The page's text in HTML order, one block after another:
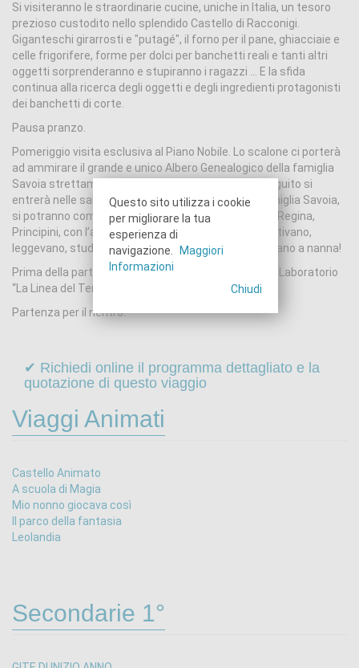
Si visiteranno le straordinarie cucine, uniche in Italia, un tesoro
prezioso custodito nello splendido Castello di Racconigi.
Giganteschi girarrosti e "putagé", il forno per il pane, ghiacciaie e
celle frigorifere, forme per dolci per banchetti reali e tanti altri
oggetti sorprenderanno e stupiranno i ragazzi ... E la sfida
continua alla ricerca degli oggetti e degli ingredienti protagonisti
dei banchetti di corte.
Pausa pranzo.
Pomeriggio visita esclusiva al Piano Nobile. Lo scalone ci porterà
ad ammirare il grande e unico Albero Genealogico della famiglia
Savoia strettamente legato alla storia d’Italia. Di seguito si
entrerà nelle sale riservate alla vita privata della famiglia Savoia,
si potranno comprendere i momenti quando il Re, la Regina,
Principini, con l’aiuto della servitù e delle balie, si vestivano,
leggevano, studiavano, si facevano il bagno e andavano a nanna!
Prima della partenza verrà consegnato alla classe il Laboratorio
“La Linea del Tempo” da svolgere in classe.
Partenza per il rientro.
✔ Richiedi online il programma dettagliato e la
quotazione di questo viaggio
Viaggi Animati
Castello Animato
A scuola di Magia
Mio nonno giocava così
Il parco della fantasia
Leolandia
Secondarie 1°
Questo sito utilizza i cookie
per migliorare la tua
esperienza di
navigazione.
Maggiori
Informazioni
Chiudi